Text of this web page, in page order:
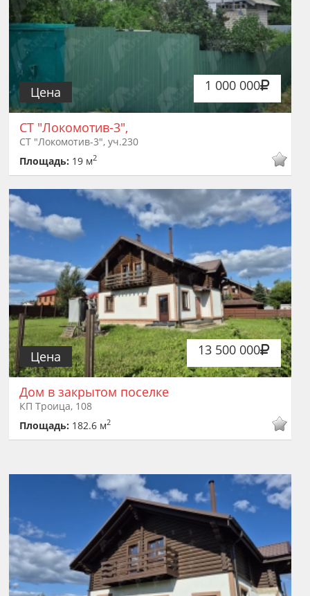
1 000 000
Цена
СТ "Локомотив-3",
СТ "Локомотив-3", уч.230
Площадь: 19 м2
13 500 000
Цена
Дом в закрытом поселке
КП Троица, 108
Площадь: 182.6 м2